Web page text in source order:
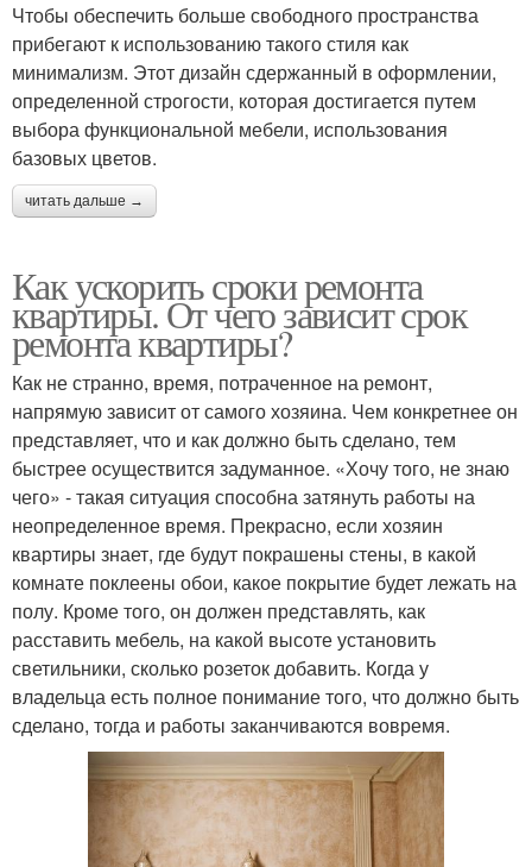
Чтобы обеспечить больше свободного пространства
прибегают к использованию такого стиля как
минимализм. Этот дизайн сдержанный в оформлении,
определенной строгости, которая достигается путем
выбора функциональной мебели, использования
базовых цветов.
читать дальше →
Как ускорить сроки ремонта
квартиры. От чего зависит срок
ремонта квартиры?
Как не странно, время, потраченное на ремонт,
напрямую зависит от самого хозяина. Чем конкретнее он
представляет, что и как должно быть сделано, тем
быстрее осуществится задуманное. «Хочу того, не знаю
чего» - такая ситуация способна затянуть работы на
неопределенное время. Прекрасно, если хозяин
квартиры знает, где будут покрашены стены, в какой
комнате поклеены обои, какое покрытие будет лежать на
полу. Кроме того, он должен представлять, как
расставить мебель, на какой высоте установить
светильники, сколько розеток добавить. Когда у
владельца есть полное понимание того, что должно быть
сделано, тогда и работы заканчиваются вовремя.